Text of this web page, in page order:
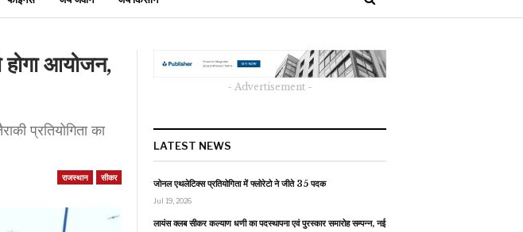
होगा आयोजन,
प्रतियोगिता का
राजस्थान सीकर
- Advertisement -
LATEST NEWS
जोनल एथलेटिक्स प्रतियोगिता में फ्लोरेटो ने जीते 35 पदक
Jul 19, 2026
लायंस क्लब सीकर कल्याण धणी का पदस्थापना एवं पुरस्कार समारोह सम्पन्न, नई